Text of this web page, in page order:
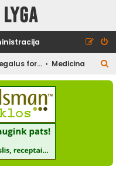
lyga
Legalus forumas Medicina
e